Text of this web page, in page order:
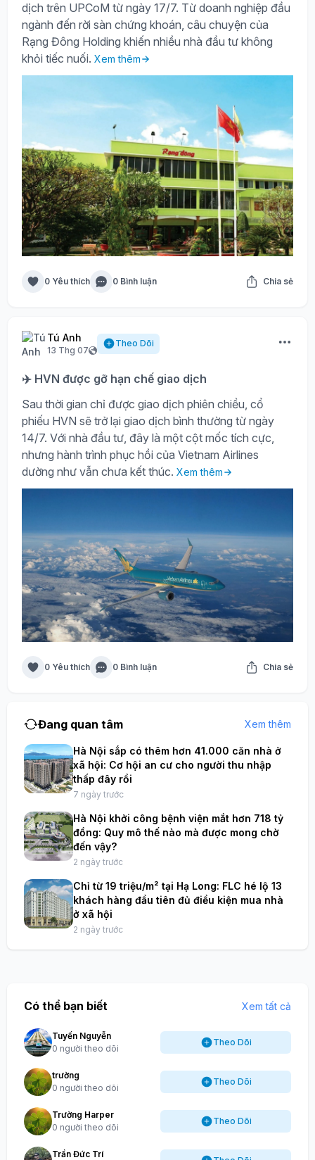
dịch trên UPCoM từ ngày 17/7. Từ doanh nghiệp đầu
ngành đến rời sàn chứng khoán, câu chuyện của
Rạng Đông Holding khiến nhiều nhà đầu tư không
khỏi tiếc nuối. Xem thêm
0 Yêu thích 0 Bình luận Chia sẻ
Tú Anh
13 Thg 07
Theo Dõi
✈️ HVN được gỡ hạn chế giao dịch
Sau thời gian chỉ được giao dịch phiên chiều, cổ
phiếu HVN sẽ trở lại giao dịch bình thường từ ngày
14/7. Với nhà đầu tư, đây là một cột mốc tích cực,
nhưng hành trình phục hồi của Vietnam Airlines
dường như vẫn chưa kết thúc. Xem thêm
0 Yêu thích 0 Bình luận Chia sẻ
Đang quan tâm Xem thêm
Hà Nội sắp có thêm hơn 41.000 căn nhà ở
xã hội: Cơ hội an cư cho người thu nhập
thấp đây rồi
7 ngày trước
Hà Nội khởi công bệnh viện mắt hơn 718 tỷ
đồng: Quy mô thế nào mà được mong chờ
đến vậy?
2 ngày trước
Chỉ từ 19 triệu/m² tại Hạ Long: FLC hé lộ 13
khách hàng đầu tiên đủ điều kiện mua nhà
ở xã hội
2 ngày trước
Có thể bạn biết Xem tất cả
Tuyến Nguyễn
0 người theo dõi
Theo Dõi
trường
0 người theo dõi
Theo Dõi
Trường Harper
0 người theo dõi
Theo Dõi
Trần Đức Trí